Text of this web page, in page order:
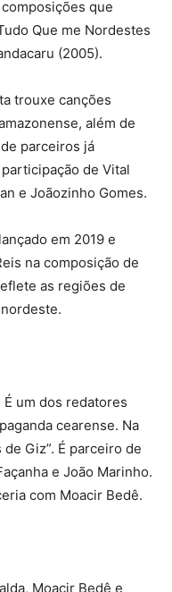
que
Que me Nordestes
(2005).
trouxe canções
além de
parceiros já
de Vital
e Joãozinho Gomes.
em 2019 e
na composição de
as regiões de
um dos redatores
cearense. Na
Giz”. É parceiro de
e João Marinho.
com Moacir Bedê.
Moacir Bedê e